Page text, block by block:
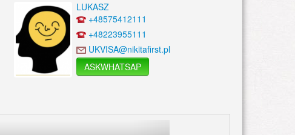
LUKASZ
+48575412111
+48223955111
UKVISA@nikitafirst.pl
ASKWHATSAP